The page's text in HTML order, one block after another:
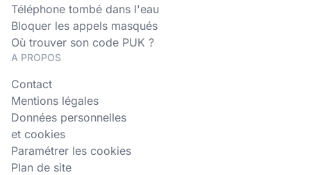
Téléphone tombé dans l'eau
Bloquer les appels masqués
Où trouver son code PUK ?
A PROPOS
Contact
Mentions légales
Données personnelles
et cookies
Paramétrer les cookies
Plan de site